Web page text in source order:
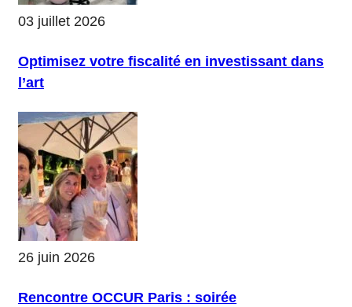
03 juillet 2026
Optimisez votre fiscalité en investissant dans
l’art
26 juin 2026
Rencontre OCCUR Paris : soirée